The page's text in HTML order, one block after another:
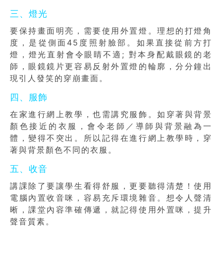
三、燈光
要保持畫面明亮，需要使用外置燈。理想的打燈角
度，是從側面45度照射臉部。如果直接從前方打
燈，燈光直射會令眼睛不適; 對本身配戴眼鏡的老
師，眼鏡鏡片更容易反射外置燈的輪廓，分分鐘出
現引人發笑的穿崩畫面。
四、服飾
在家進行網上教學，也需講究服飾。如穿著與背景
顏色接近的衣服，會令老師／導師與背景融為一
體，變得不突出。所以記得在進行網上教學時，穿
著與背景顏色不同的衣服。
五、收音
講課除了要讓學生看得舒服，更要聽得清楚！使用
電腦內置收音咪，容易充斥環境雜音。想令人聲清
晰，課堂內容準確傳遞，就記得使用外置咪，提升
聲音質素。